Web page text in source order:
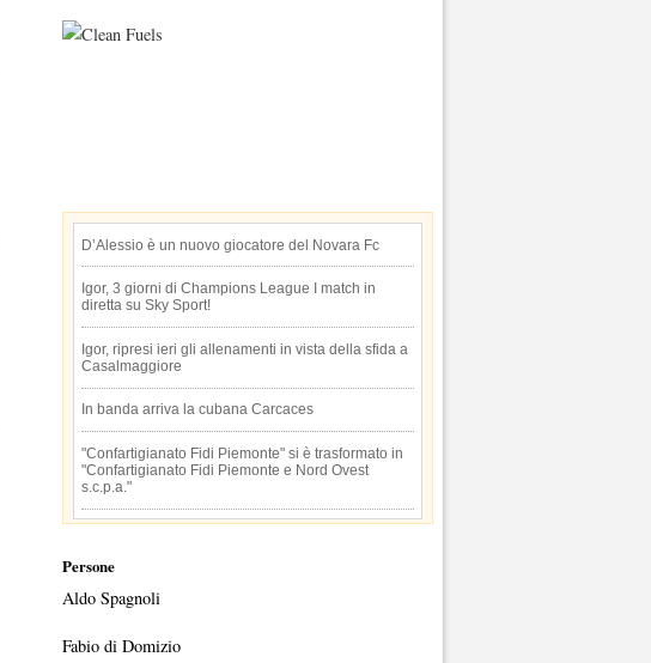
D’Alessio è un nuovo giocatore del Novara Fc
Igor, 3 giorni di Champions League I match in
diretta su Sky Sport!
Igor, ripresi ieri gli allenamenti in vista della sfida a
Casalmaggiore
In banda arriva la cubana Carcaces
"Confartigianato Fidi Piemonte" si è trasformato in
"Confartigianato Fidi Piemonte e Nord Ovest
s.c.p.a."
Persone
Aldo Spagnoli
Fabio di Domizio